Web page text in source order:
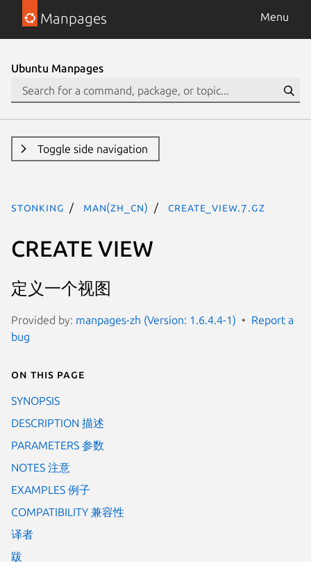
Manpages Menu
Ubuntu Manpages
Toggle side navigation
stonking man(zh_CN) create_view.7.gz
CREATE VIEW
定义一个视图
Provided by: manpages-zh (Version: 1.6.4.4-1)
Report a
bug
On this page
SYNOPSIS
DESCRIPTION 描述
PARAMETERS 参数
NOTES 注意
EXAMPLES 例子
COMPATIBILITY 兼容性
译者
跋